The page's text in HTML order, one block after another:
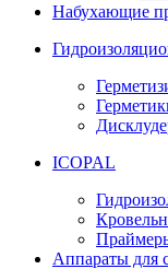
Набухающие
ICOPAL
Аппараты для